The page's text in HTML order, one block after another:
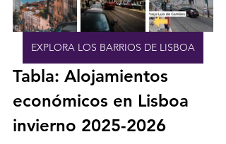
EXPLORA LOS BARRIOS DE LISBOA
Tabla: Alojamientos
económicos en Lisboa
invierno 2025-2026